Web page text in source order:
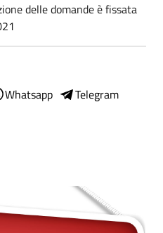
delle domande è fissata
Whatsapp
Telegram